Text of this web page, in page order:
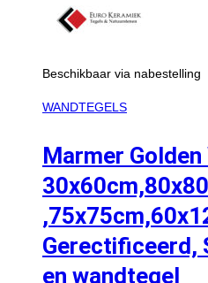
Beschikbaar via nabestelling
WANDTEGELS
Marmer Golden
Gerectificeerd,
en wandtegel